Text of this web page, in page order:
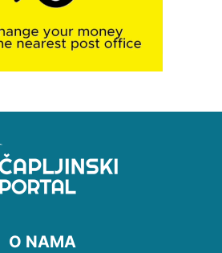
O NAMA